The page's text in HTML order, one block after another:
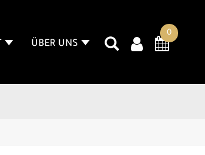
0
ÜBER UNS